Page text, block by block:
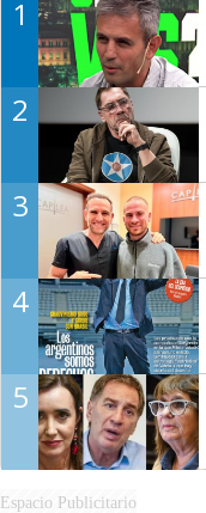
1
2
3
4
5
Espacio Publicitario